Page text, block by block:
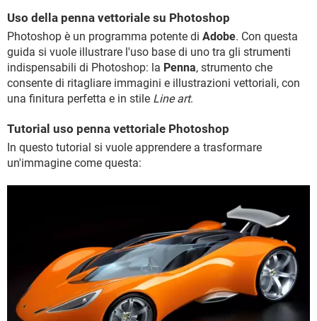
Uso della penna vettoriale su Photoshop
Photoshop è un programma potente di Adobe. Con questa
guida si vuole illustrare l'uso base di uno tra gli strumenti
indispensabili di Photoshop: la Penna, strumento che
consente di ritagliare immagini e illustrazioni vettoriali, con
una finitura perfetta e in stile Line art.
Tutorial uso penna vettoriale Photoshop
In questo tutorial si vuole apprendere a trasformare
un'immagine come questa: